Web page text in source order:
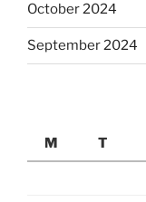
October 2024
September 2024
M
T